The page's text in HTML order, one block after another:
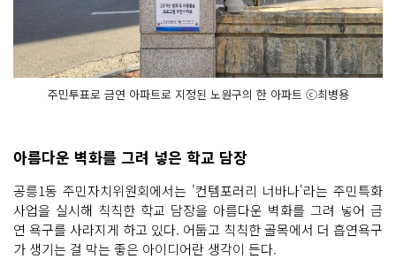
주민투표로 금연 아파트로 지정된 노원구의 한 아파트 ⓒ최병용
아름다운 벽화를 그려 넣은 학교 담장
공릉1동 주민자치위원회에서는 '컨템포러리 너바나'라는 주민특화
사업을 실시해 칙칙한 학교 담장을 아름다운 벽화를 그려 넣어 금
연 욕구를 사라지게 하고 있다. 어둡고 칙칙한 골목에서 더 흡연욕구
가 생기는 걸 막는 좋은 아이디어란 생각이 든다.